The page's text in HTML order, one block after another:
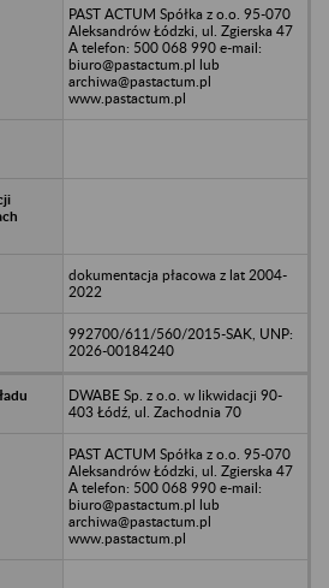
PAST ACTUM Spółka z o.o. 95-070
Aleksandrów Łódzki, ul. Zgierska 47
A telefon: 500 068 990 e-mail:
biuro@pastactum.pl lub
archiwa@pastactum.pl
www.pastactum.pl
dokumentacja płacowa z lat 2004-
2022
992700/611/560/2015-SAK, UNP:
2026-00184240
DWABE Sp. z o.o. w likwidacji 90-
403 Łódź, ul. Zachodnia 70
PAST ACTUM Spółka z o.o. 95-070
Aleksandrów Łódzki, ul. Zgierska 47
A telefon: 500 068 990 e-mail:
biuro@pastactum.pl lub
archiwa@pastactum.pl
www.pastactum.pl